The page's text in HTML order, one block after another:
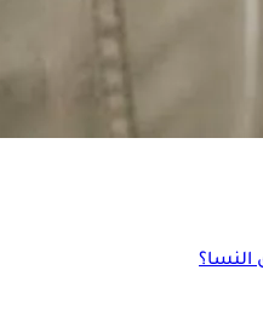
حسام موافي يجيب
النسا؟